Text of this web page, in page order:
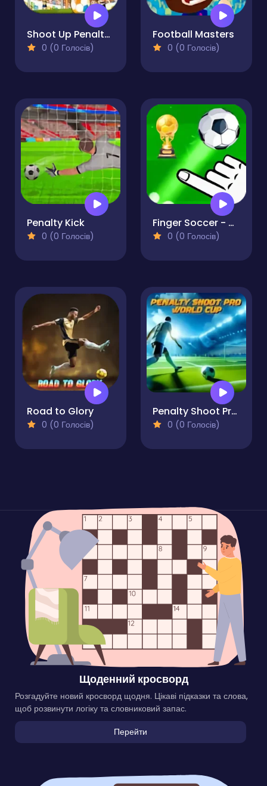
Shoot Up Penalty Kicks
0 (0 Голосів)
Football Masters
0 (0 Голосів)
Penalty Kick
0 (0 Голосів)
Finger Soccer - World Cup 2022
0 (0 Голосів)
Road to Glory
0 (0 Голосів)
Penalty Shoot Pro World Cup
0 (0 Голосів)
Щоденний кросворд
Розгадуйте новий кросворд щодня. Цікаві підказки та слова,
щоб розвинути логіку та словниковий запас.
Перейти